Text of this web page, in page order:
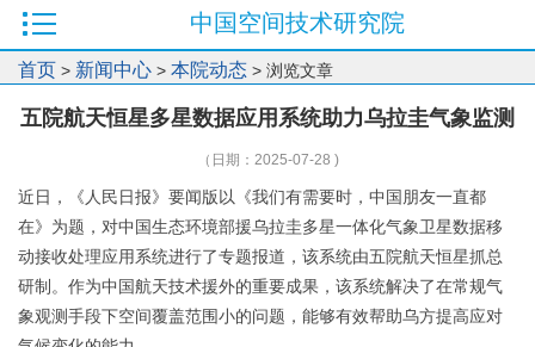
中国空间技术研究院
首页 > 新闻中心 > 本院动态 > 浏览文章
五院航天恒星多星数据应用系统助力乌拉圭气象监测
（日期：2025-07-28 )
近日，《人民日报》要闻版以《我们有需要时，中国朋友一直都
在》为题，对中国生态环境部援乌拉圭多星一体化气象卫星数据移
动接收处理应用系统进行了专题报道，该系统由五院航天恒星抓总
研制。作为中国航天技术援外的重要成果，该系统解决了在常规气
象观测手段下空间覆盖范围小的问题，能够有效帮助乌方提高应对